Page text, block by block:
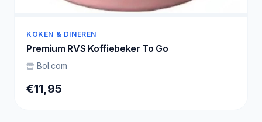
KOKEN & DINEREN
Premium RVS Koffiebeker To Go
Bol.com
€11,95